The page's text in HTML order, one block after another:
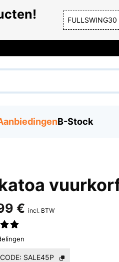
FULLSWING30
B-Stock
€ incl. BTW
CODE: SALE45P